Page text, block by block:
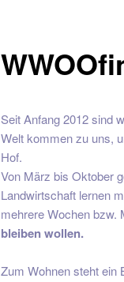
Seit Anfang 2012 sind
Welt kommen zu uns,
Hof.
Von März bis Oktober
Landwirtschaft lernen
mehrere Wochen bzw.
bleiben wollen.
Zum Wohnen steht ein